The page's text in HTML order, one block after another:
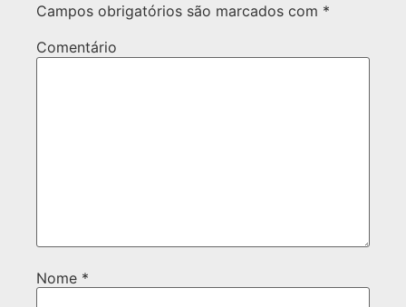
Campos obrigatórios são marcados com *
Comentário
Nome *